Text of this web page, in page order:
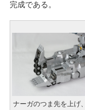
完成である。
ナーガのつま先を上げ